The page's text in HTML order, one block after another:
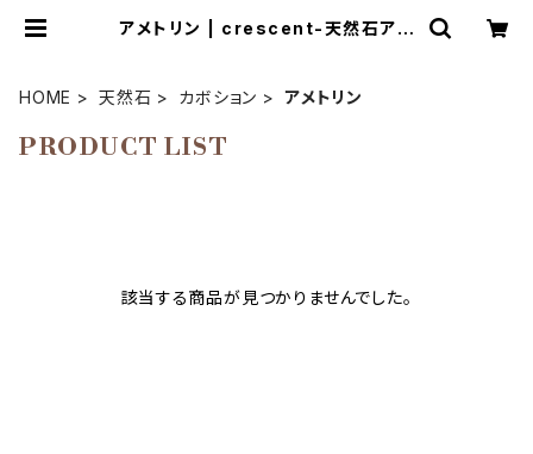
アメトリン | crescent-天然石アク
HOME 天然石 カボション アメトリン
PRODUCT LIST
該当する商品が見つかりませんでした。